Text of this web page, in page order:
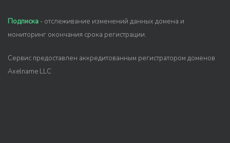
Подписка - отслеживание изменений данных домена и
мониторинг окончания срока регистрации.
Сервис предоставлен аккредитованным регистратором доменов
Axelname LLC